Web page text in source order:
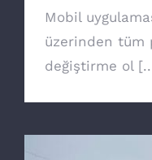
Mobil
üzerinden tüm
değiştirme ol